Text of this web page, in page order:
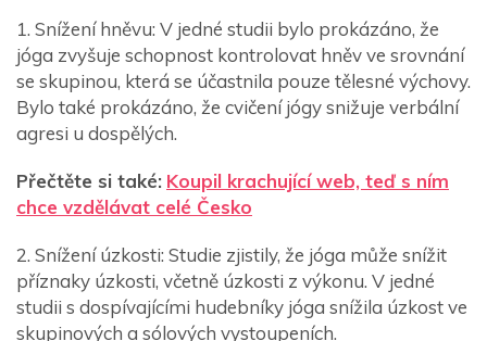
1. Snížení hněvu: V jedné studii bylo prokázáno, že
jóga zvyšuje schopnost kontrolovat hněv ve srovnání
se skupinou, která se účastnila pouze tělesné výchovy.
Bylo také prokázáno, že cvičení jógy snižuje verbální
agresi u dospělých.
Přečtěte si také: Koupil krachující web, teď s ním
chce vzdělávat celé Česko
2. Snížení úzkosti: Studie zjistily, že jóga může snížit
příznaky úzkosti, včetně úzkosti z výkonu. V jedné
studii s dospívajícími hudebníky jóga snížila úzkost ve
skupinových a sólových vystoupeních.